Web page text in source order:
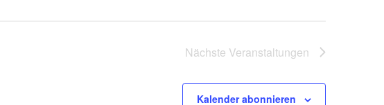
Nächste Veranstaltungen
Kalender abonnieren